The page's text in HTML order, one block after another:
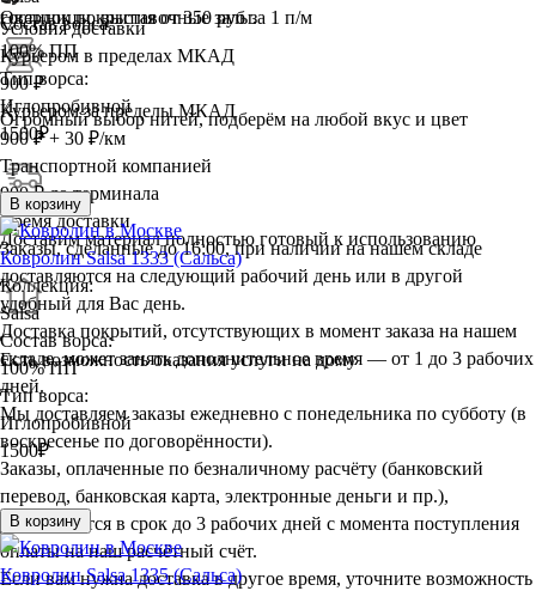
гостиницы, выставочные залы.
Оверлок покрытия от 350 руб за 1 п/м
Огромный выбор нитей, подберём на любой вкус и цвет
Доставим материал полностью готовый к использованию
Есть возможность оказания услуги на дому
Условия доставки
Курьером в пределах МКАД
900 ₽
Курьером за пределы МКАД
900 ₽ + 30 ₽/км
Транспортной компанией
900 ₽ до терминала
Время доставки
Заказы, сделанные до 16:00, при наличии на нашем складе
доставляются на следующий рабочий день или в другой
удобный для Вас день.
Доставка покрытий, отсутствующих в момент заказа на нашем
складе, может занять дополнительное время — от 1 до 3 рабочих
дней.
Мы доставляем заказы ежедневно с понедельника по субботу (в
воскресенье по договорённости).
Заказы, оплаченные по безналичному расчёту (банковский
перевод, банковская карта, электронные деньги и пр.),
доставляются в срок до 3 рабочих дней с момента поступления
оплаты на наш расчётный счёт.
Если вам нужна доставка в другое время, уточните возможность
Состав ворса:
100% ПП
Тип ворса:
Иглопробивной
1500₽
В корзину
Ковролин Salsa 1333 (Сальса)
Коллекция:
Salsa
Состав ворса:
100% ПП
Тип ворса:
Иглопробивной
1500₽
В корзину
Ковролин Salsa 1335 (Сальса)